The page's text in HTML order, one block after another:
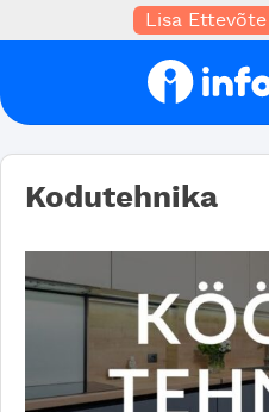
Lisa Ettevõte
Kodutehnika